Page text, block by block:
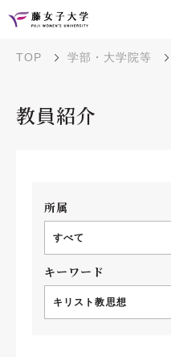
TOP 学部・大学院等
教員紹介
所属
すべて
キーワード
キリスト教思想